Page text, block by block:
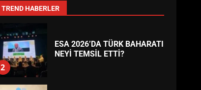
TREND HABERLER
1
2
ESA 2026’DA TÜRK BAHARATI
NEYİ TEMSİL ETTİ?